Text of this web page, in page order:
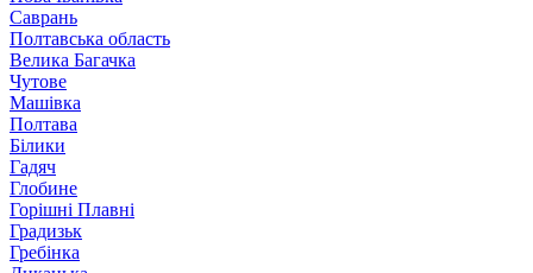
Саврань
Полтавська область
Велика Багачка
Чутове
Машівка
Полтава
Білики
Гадяч
Глобине
Горішні Плавні
Градизьк
Гребінка